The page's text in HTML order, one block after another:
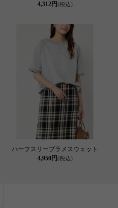
4,312円(税込)
ハーフスリーブラメスウェット
4,950円(税込)